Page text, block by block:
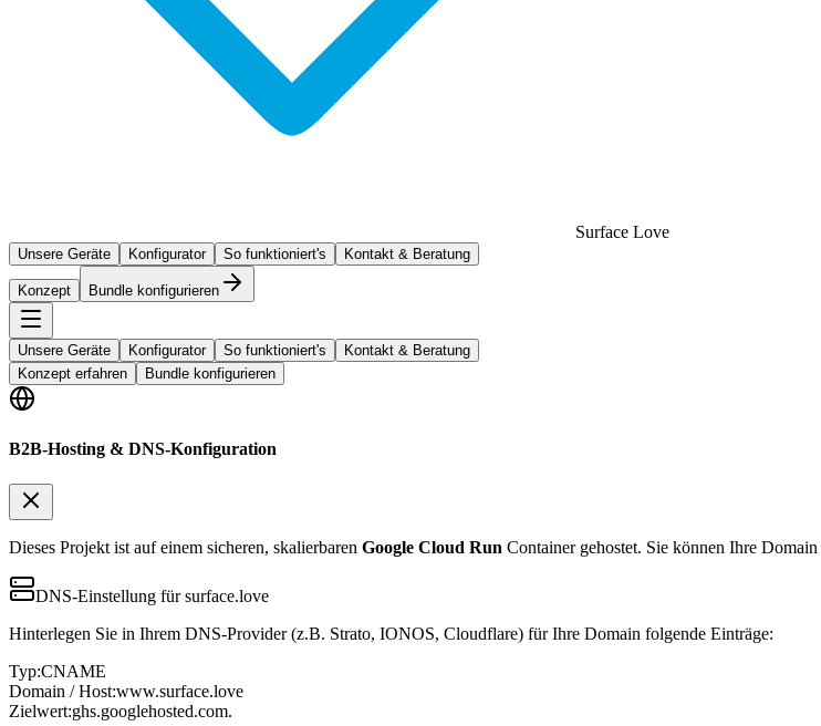
Surface Love
Unsere Geräte Konfigurator So funktioniert's Kontakt & Beratung
Konzept Bundle konfigurieren
Unsere Geräte Konfigurator So funktioniert's
Kontakt & Beratung
Konzept erfahren
Bundle konfigurieren
B2B-Hosting & DNS-Konfiguration
Dieses Projekt ist auf einem sicheren, skalierbaren Google Cloud Run Container gehostet. Sie können Ihre Domain
DNS-Einstellung für surface.love
Hinterlegen Sie in Ihrem DNS-Provider (z.B. Strato, IONOS, Cloudflare) für Ihre Domain folgende Einträge:
Typ:CNAME
Domain / Host:www.surface.love
Zielwert:ghs.googlehosted.com.